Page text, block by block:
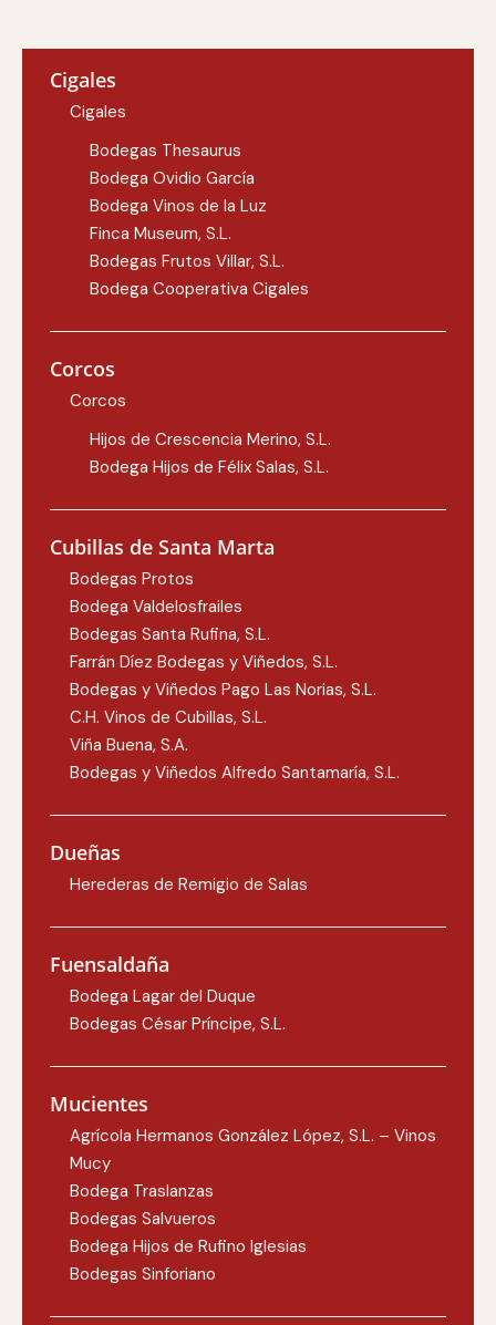
Cigales
Cigales
Bodegas Thesaurus
Bodega Ovidio García
Bodega Vinos de la Luz
Finca Museum, S.L.
Bodegas Frutos Villar, S.L.
Bodega Cooperativa Cigales
Corcos
Corcos
Hijos de Crescencia Merino, S.L.
Bodega Hijos de Félix Salas, S.L.
Cubillas de Santa Marta
Bodegas Protos
Bodega Valdelosfrailes
Bodegas Santa Rufina, S.L.
Farrán Díez Bodegas y Viñedos, S.L.
Bodegas y Viñedos Pago Las Norias, S.L.
C.H. Vinos de Cubillas, S.L.
Viña Buena, S.A.
Bodegas y Viñedos Alfredo Santamaría, S.L.
Dueñas
Herederas de Remigio de Salas
Fuensaldaña
Bodega Lagar del Duque
Bodegas César Príncipe, S.L.
Mucientes
Agrícola Hermanos González López, S.L. – Vinos
Mucy
Bodega Traslanzas
Bodegas Salvueros
Bodega Hijos de Rufino Iglesias
Bodegas Sinforiano